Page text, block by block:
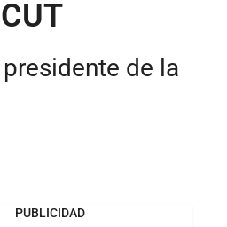
de la
PUBLICIDAD